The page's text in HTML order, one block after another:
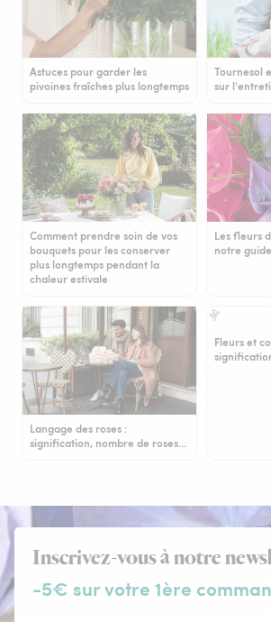
Astuces pour garder les
pivoines fraîches plus longtemps
Tournesol
sur
Comment prendre soin de vos
bouquets pour les conserver
plus longtemps pendant la
chaleur estivale
Les fleurs
notre guide
Langage des roses :
signification, nombre de roses…
Fleurs et
Inscrivez-vous à notre
-5€ sur votre 1ère